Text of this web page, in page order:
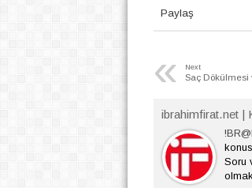
Paylaş
« Next
Saç Dökülmesi
ibrahimfirat.net |
Soru